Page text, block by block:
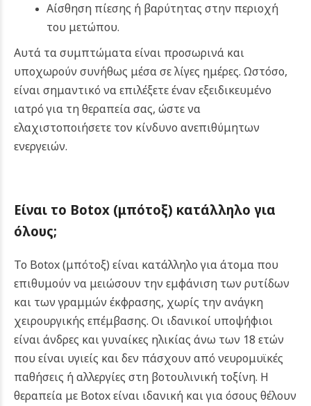
Αίσθηση πίεσης ή βαρύτητας στην περιοχή
του μετώπου.
Αυτά τα συμπτώματα είναι προσωρινά και
υποχωρούν συνήθως μέσα σε λίγες ημέρες. Ωστόσο,
είναι σημαντικό να επιλέξετε έναν εξειδικευμένο
ιατρό για τη θεραπεία σας, ώστε να
ελαχιστοποιήσετε τον κίνδυνο ανεπιθύμητων
ενεργειών.
Είναι το Botox (μπότοξ) κατάλληλο για
όλους;
Το Botox (μπότοξ) είναι κατάλληλο για άτομα που
επιθυμούν να μειώσουν την εμφάνιση των ρυτίδων
και των γραμμών έκφρασης, χωρίς την ανάγκη
χειρουργικής επέμβασης. Οι ιδανικοί υποψήφιοι
είναι άνδρες και γυναίκες ηλικίας άνω των 18 ετών
που είναι υγιείς και δεν πάσχουν από νευρομυϊκές
παθήσεις ή αλλεργίες στη βοτουλινική τοξίνη. Η
θεραπεία με Botox είναι ιδανική και για όσους θέλουν